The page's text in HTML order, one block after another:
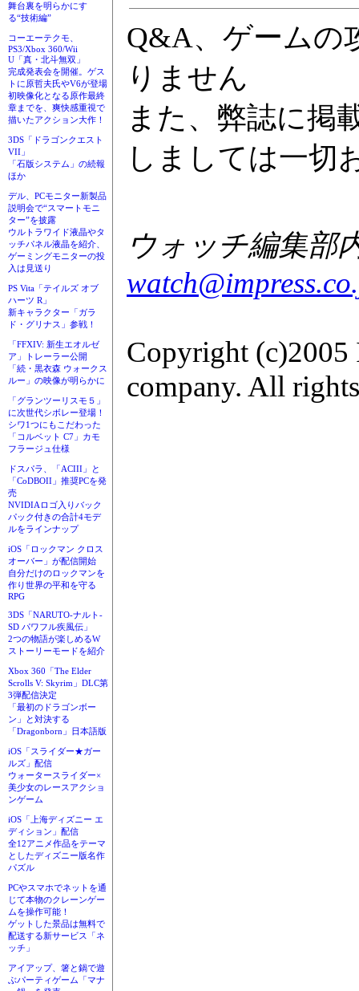
舞台裏を明らかにす
る“技術編”
コーエーテクモ、
PS3/Xbox 360/Wii
U「真・北斗無双」
完成発表会を開催。ゲス
トに原哲夫氏やV6が登場
初映像化となる原作最終
章までを、爽快感重視で
描いたアクション大作！
3DS「ドラゴンクエスト
VII」
「石版システム」の続報
ほか
デル、PCモニター新製品
説明会で“スマートモニ
ター”を披露
ウルトラワイド液晶やタ
ッチパネル液晶を紹介、
ゲーミングモニターの投
入は見送り
PS Vita「テイルズ オブ
ハーツ R」
新キャラクター「ガラ
ド・グリナス」参戦！
「FFXIV: 新生エオルゼ
ア」トレーラー公開
「続・黒衣森 ウォークス
ルー」の映像が明らかに
「グランツーリスモ５」
に次世代シボレー登場！
シワ1つにもこだわった
「コルベット C7」カモ
フラージュ仕様
ドスパラ、「ACIII」と
「CoDBOII」推奨PCを発
売
NVIDIAロゴ入りバック
パック付きの合計4モデ
ルをラインナップ
iOS「ロックマン クロス
オーバー」が配信開始
自分だけのロックマンを
作り世界の平和を守る
RPG
3DS「NARUTO-ナルト-
SD パワフル疾風伝」
2つの物語が楽しめるW
ストーリーモードを紹介
Xbox 360「The Elder
Scrolls V: Skyrim」DLC第
3弾配信決定
「最初のドラゴンボー
ン」と対決する
「Dragonborn」日本語版
iOS「スライダー★ガー
ルズ」配信
ウォータースライダー×
美少女のレースアクショ
ンゲーム
iOS「上海ディズニー エ
ディション」配信
全12アニメ作品をテーマ
としたディズニー版名作
パズル
PCやスマホでネットを通
じて本物のクレーンゲー
ムを操作可能！
ゲットした景品は無料で
配送する新サービス「ネ
ッチ」
アイアップ、箸と鍋で遊
ぶパーティゲーム「マナ
Q&A、ゲームの
りません
また、弊誌に掲
しましては一切
ウォッチ編集部
Copyright (c)2005
company. All